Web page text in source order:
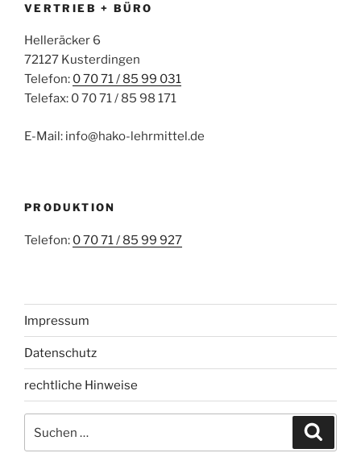
VERTRIEB + BÜRO
Helleräcker 6
72127 Kusterdingen
Telefon: 0 70 71 / 85 99 031
Telefax: 0 70 71 / 85 98 171
E-Mail: info@hako-lehrmittel.de
PRODUKTION
Telefon: 0 70 71 / 85 99 927
Impressum
Datenschutz
rechtliche Hinweise
nach: